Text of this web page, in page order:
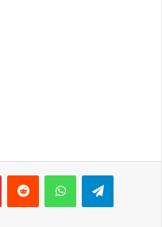
PinterestReddit WhatsApp